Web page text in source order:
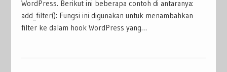
WordPress. Berikut ini beberapa contoh di antaranya:
add_filter(): Fungsi ini digunakan untuk menambahkan
filter ke dalam hook WordPress yang…